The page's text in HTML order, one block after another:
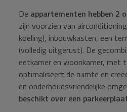
De appartementen hebben 2
zijn voorzien van
koeling), inbouwkasten, een
(volledig uitgerust). De
eetkamer en woonkamer,
optimaliseert de ruimte en
en onderhoudsvriendelijke
beschikt over een